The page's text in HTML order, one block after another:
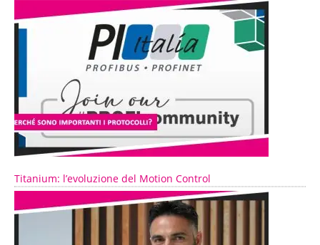
Titanium: l’evoluzione del Motion Control